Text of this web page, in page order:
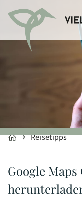
Reisetipps
Google